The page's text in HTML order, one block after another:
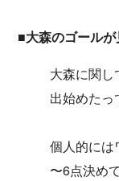
■大森のゴール
大森に関
出始めた
個人的には
〜6点決め